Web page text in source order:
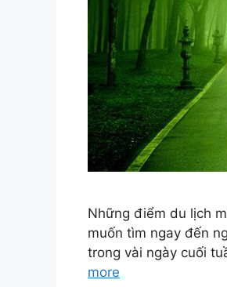
Những điểm du lịch
muốn tìm ngay đến
trong vài ngày cuối
more